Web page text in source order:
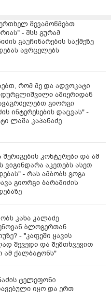
ქუჩაში ცხოვრობენ და
რომლებსაც მათი
შორიდან
ყველას,
ფასი აქვს და
კავშირი
შევამოწმებთ
- შსს გურამ
გაუჩინარების საქმეზე
ავრცელებს
რომ მე და ადვოკატი
დურგლიშვილი ამიერიდან
გიორგი
ინტერესების დაცვას" -
ლაშა კაპანაძე
შერიგების კონტურები და ამ
ვიგინდარა აკეთებს ასეთ
- რას ამბობს გოგა
გიორგი ბარამიძის
კახა კალაძე
ბლოგერთან
- "კაფეში ყავის
შევედი და შემთხვევით
ამ ქალბატონს"
ტელეფონი
იყო და ერთ